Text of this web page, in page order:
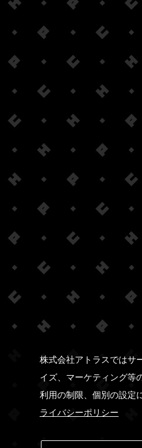
株式会社アトラスではサ
イズ、マーケティング等
利用の制限、個別の設定
ライバシーポリシー